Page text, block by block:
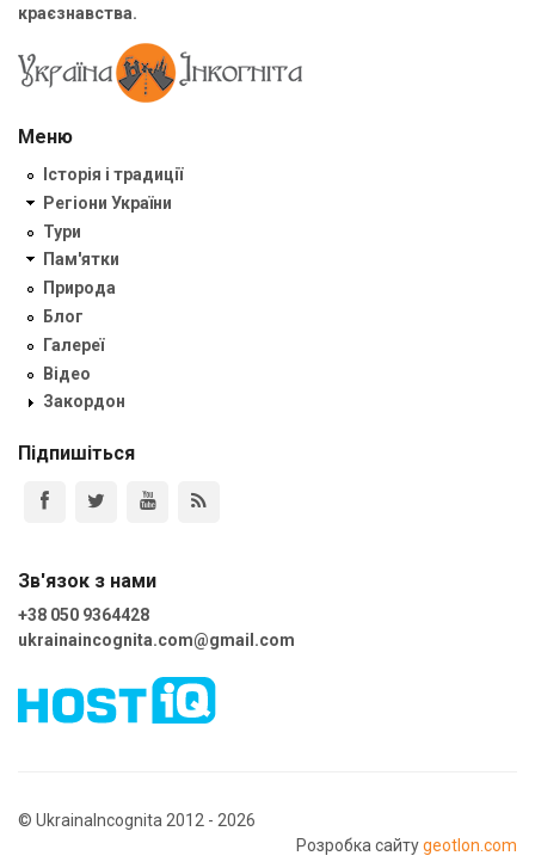
краєзнавства.
Меню
Історія і традиції
Регіони України
Тури
Пам'ятки
Природа
Блог
Галереї
Відео
Закордон
Підпишіться
Зв'язок з нами
+38 050 9364428
ukrainaincognita.com@gmail.com
© UkrainaIncognita 2012 - 2026
Розробка сайтуgeotlon.com